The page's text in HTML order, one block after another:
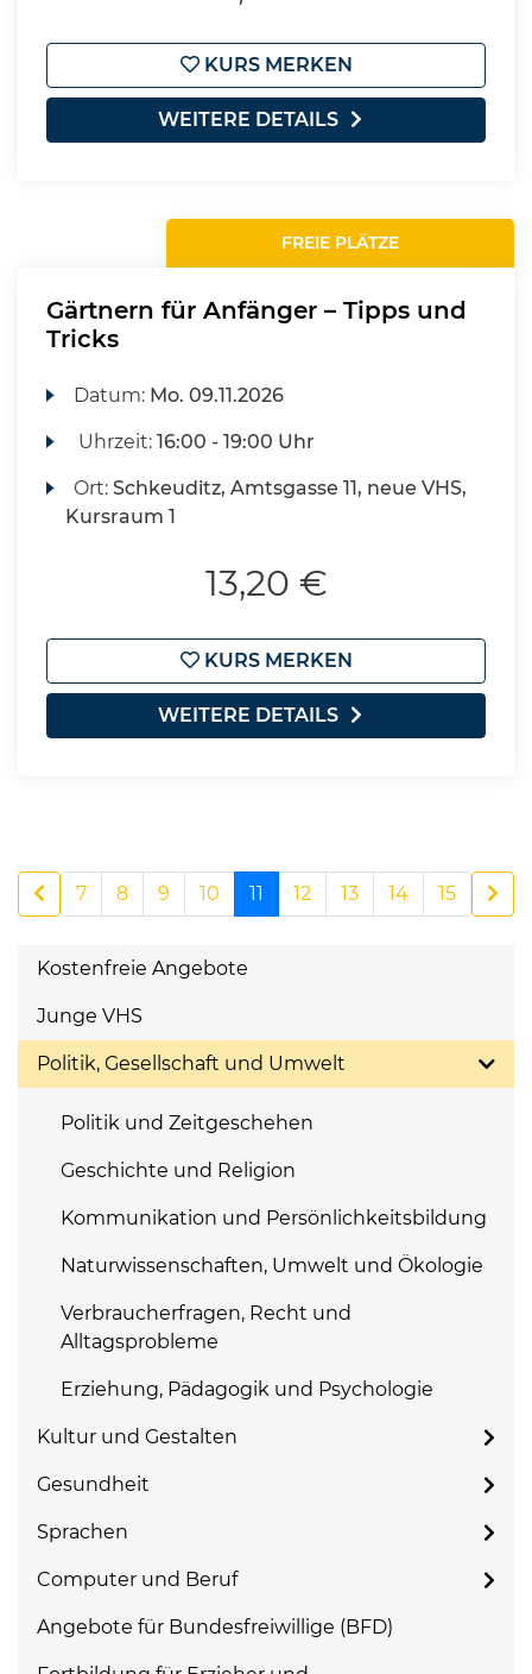
KURS MERKEN
WEITERE DETAILS
FREIE PLÄTZE
Gärtnern für Anfänger – Tipps und
Tricks
Datum: Mo. 09.11.2026
Uhrzeit:16:00 - 19:00 Uhr
Ort:Schkeuditz, Amtsgasse 11, neue VHS,
Kursraum 1
13,20 €
KURS MERKEN
WEITERE DETAILS
7 8 9 10 11 12 13 14 15
Kostenfreie Angebote
Junge VHS
Politik, Gesellschaft und Umwelt
Politik und Zeitgeschehen
Geschichte und Religion
Kommunikation und Persönlichkeitsbildung
Naturwissenschaften, Umwelt und Ökologie
Verbraucherfragen, Recht und
Alltagsprobleme
Erziehung, Pädagogik und Psychologie
Kultur und Gestalten
Gesundheit
Sprachen
Computer und Beruf
Angebote für Bundesfreiwillige (BFD)